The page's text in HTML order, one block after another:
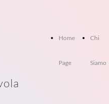
Home
Page
Chi
Siamo